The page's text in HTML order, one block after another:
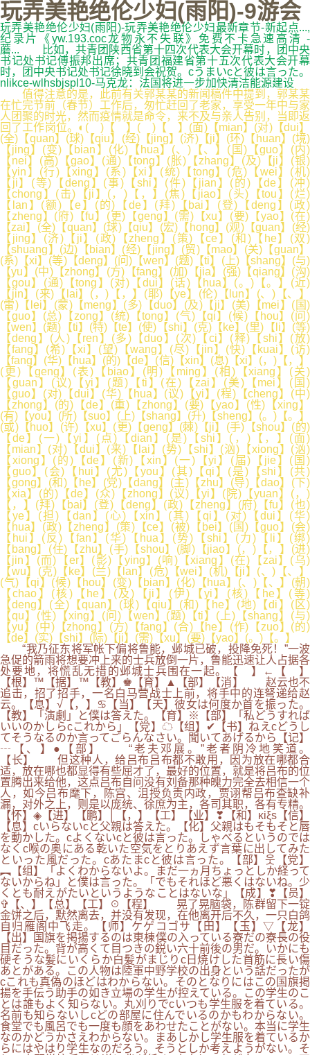
玩弄美艳绝伦少妇(雨阳)-9游会
玩弄美艳绝伦少妇(雨阳)-玩弄美艳绝伦少妇最新章节-新起点...,
纪录片《yw.193.coc龙物永不失联》免费不卡急速高清 -
蘑... 比如，共青团陕西省第十四次代表大会开幕时，团中央
书记处书记傅振邦出席；共青团福建省第十五次代表大会开幕
时，团中央书记处书记徐晓到会祝贺。cうまいcと彼は言った。
nlikce-wlhsbjspl10-马克龙：法国将进一步加快清洁能源建设
值得注意的是，此前有关郭某某的新闻稿件中提到，郭某某
在忙完节前（春节）工作后，匆忙赶回了老家，享受一年中与家
人团聚的时光，然而疫情就是命令，来不及与亲人告别，当即返
回了工作岗位。◐( )【 】( )【 】(面)【mian】(对)【dui】
(全)【quan】(球)【qiu】(经)【jing】(济)【ji】(环)【huan】(境)
【jing】(变)【bian】(化)【hua】(、)【、】(国)【guo】(内)
【nei】(高)【gao】(通)【tong】(胀)【zhang】(及)【ji】(银)
【yin】(行)【xing】(系)【xi】(统)【tong】(危)【wei】(机)
【ji】(等)【deng】(事)【shi】(件)【jian】(的)【de】(冲)
【chong】(击)【ji】(，)【，】(焦)【jiao】(头)【tou】(烂)
【lan】(额)【e】(的)【de】(拜)【bai】(登)【deng】(政)
【zheng】(府)【fu】(更)【geng】(需)【xu】(要)【yao】(在)
【zai】(全)【quan】(球)【qiu】(宏)【hong】(观)【guan】(经)
【jing】(济)【ji】(政)【zheng】(策)【ce】(和)【he】(双)
【shuang】(边)【bian】(经)【jing】(贸)【mao】(关)【guan】
(系)【xi】(等)【deng】(问)【wen】(题)【ti】(上)【shang】(与)
【yu】(中)【zhong】(方)【fang】(加)【jia】(强)【qiang】(沟)
【gou】(通)【tong】(对)【dui】(话)【hua】(。)【。】(近)
【jin】(来)【lai】(，)【，】(耶)【ye】(伦)【lun】(、)【、】
(雷)【lei】(蒙)【meng】(多)【duo】(及)【ji】(美)【mei】(国)
【guo】(总)【zong】(统)【tong】(气)【qi】(候)【hou】(问)
【wen】(题)【ti】(特)【te】(使)【shi】(克)【ke】(里)【li】(等)
【deng】(人)【ren】(多)【duo】(次)【ci】(释)【shi】(放)
【fang】(希)【xi】(望)【wang】(尽)【jin】(快)【kuai】(访)
【fang】(华)【hua】(的)【de】(信)【xin】(息)【xi】(，)【，】
(更)【geng】(表)【biao】(明)【ming】(相)【xiang】(关)
【guan】(议)【yi】(题)【ti】(在)【zai】(美)【mei】(国)
【guo】(对)【dui】(华)【hua】(议)【yi】(程)【cheng】(中)
【zhong】(的)【de】(重)【zhong】(要)【yao】(性)【xing】
(有)【you】(所)【suo】(上)【shang】(升)【sheng】(。)【。】
(或)【huo】(许)【xu】(更)【geng】(棘)【ji】(手)【shou】(的)
【de】(一)【yi】(点)【dian】(是)【shi】(，)【，】(面)
【mian】(对)【dui】(来)【lai】(势)【shi】(汹)【xiong】(汹)
【xiong】(的)【de】(新)【xin】(一)【yi】(届)【jie】(国)
【guo】(会)【hui】(尤)【you】(其)【qi】(是)【shi】(共)
【gong】(和)【he】(党)【dang】(主)【zhu】(导)【dao】(下)
【xia】(的)【de】(众)【zhong】(议)【yi】(院)【yuan】(，)
【，】(拜)【bai】(登)【deng】(政)【zheng】(府)【fu】(也)
【ye】(担)【dan】(心)【xin】(其)【qi】(对)【dui】(华)
【hua】(政)【zheng】(策)【ce】(被)【bei】(国)【guo】(会)
【hui】(反)【fan】(华)【hua】(势)【shi】(力)【li】(绑)
【bang】(住)【zhu】(手)【shou】(脚)【jiao】(，)【，】(进)
【jin】(而)【er】(影)【ying】(响)【xiang】(在)【zai】(乌)
【wu】(克)【ke】(兰)【lan】(危)【wei】(机)【ji】(、)【、】
(气)【qi】(候)【hou】(变)【bian】(化)【hua】(、)【、】(朝)
【chao】(核)【he】(及)【ji】(伊)【yi】(核)【he】(等)
【deng】(全)【quan】(球)【qiu】(和)【he】(地)【di】(区)
【qu】(性)【xing】(问)【wen】(题)【ti】(上)【shang】(与)
【yu】(中)【zhong】(方)【fang】(合)【he】(作)【zuo】(的)
【de】(实)【shi】(际)【ji】(需)【xu】(要)【yao】(。)【。】
“我乃征东将军帐下偏将鲁能，邺城已破，投降免死！”一波
急促的箭雨将想要冲上来的士兵放倒一片，鲁能迅速让人占据各
处要地，将慌乱无措的邺城士兵围在一起。【 】←【 】
【根】™【据】™【教】♚【育】▲【部】【消】 赵云也不
追击，招了招手，一名白马营战士上前，将手中的连弩递给赵
云。【息】√【，】♋【当】【天】彼女は何度か首を振った。
【教】「演劇」と僕は答えた。【育】※【部】「私どうすれば
いいのかしらcこれから」【党】☁【组】✔【书】ねえcどうし
てそうなるのか言ってごらんなさい。聞いてあげるから【记】
┄【、】●【部】 “老夫邓展。”老者阴冷地笑道。
【长】 但这种人，给吕布吕布都不敢用，因为放在哪都合
适，放在哪也都显得有些屈才了，最好的位置，就是将吕布的位
置腾出来给他，这点吕布自问没有刘备那种魄力完全去相信一个
人，如今吕布麾下，陈宫、沮授负责内政，贾诩帮吕布查缺补
漏，对外之上，则是以庞统、徐庶为主，各司其职，各有专精。
【怀】◈【进】【鹏】│【，】【工】【业】❣【和】κiξs【信】
【息】cいらないcと父親は答えた。【化】父親はもそもそと唇
を動かした。cよくないcと彼は言った。しゃべるというのでは
なくc喉の奥にある乾いた空気をとりあえず言葉に出してみた
といった風だった。cあたまcと彼は言った。【部】웃【党】
︻【组】「よくわからないよ。まだ一ヵ月ちょっとしか経って
ないからね」と僕は言った。「でもそれほど悪くはないね。少
くとも耐えがたいというようなことはないな」【成】❣【员】
✞【、】【总】【工】☉【程】 晃了晃脑袋，陈群留下一锭
金饼之后，默然离去，并没有发现，在他离开后不久，一只白鸽
自归雁阁中飞走。【师】ケゲコゴサ【田】【玉】▽【龙】
【出】国旗を掲揚するのは東棟僕の入っている寮だの寮長の役
目だった。背が高くて目つきの鋭い六十前後の男だ。いかにも
硬そうな髪にいくらか白髪がまじりc日焼けした首筋に長い傷
あとがある。この人物は陸軍中野学校の出身という話だったが
cこれも真偽のほどはわからない。そのとなりにはこの国旗掲
揚を手伝う助手の如き立場の学生が控えている。この学生のこ
とは誰もよく知らない。丸刈りでcいつも学生服を着ている。
名前も知らないしcどの部屋に住んでいるのかもわからない。
食堂でも風呂でも一度も顔をあわせたことがない。本当に学生
なのかどうかさえわからない。まあしかし学生服を着ているか
らにはやはり学生なのだろう。そうとしか考えようがない。そ